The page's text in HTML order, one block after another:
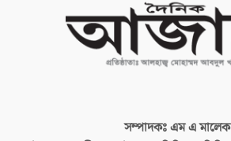
সম্পাদকঃএম এ মালেক